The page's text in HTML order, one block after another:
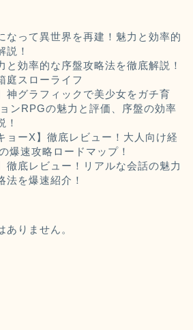
なって異世界を再建！魅力と効率的
説！
と効率的な序盤攻略法を徹底解説！
庭スローライフ
神グラフィックで美少女をガチ育
ンRPGの魅力と評価、序盤の効率
！
ョーX】徹底レビュー！大人向け経
爆速攻略ロードマップ！
徹底レビュー！リアルな会話の魅力
法を爆速紹介！
りません。